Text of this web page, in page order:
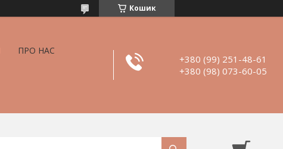
Кошик
ПРО НАС
+380 (99) 251-48-61
+380 (98) 073-60-05